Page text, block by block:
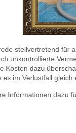
stellvertretend für
unkontrollierte
Kosten dazu
im Verlustfall
Informationen dazu